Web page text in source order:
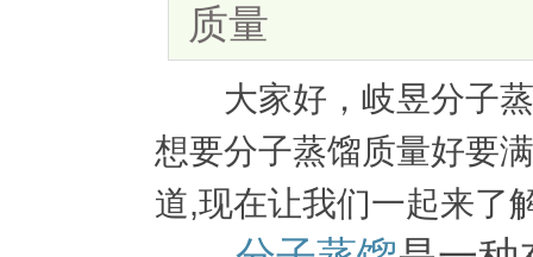
质量
大家好，岐昱分子蒸
想要分子蒸馏质量好要
道,现在让我们一起来了